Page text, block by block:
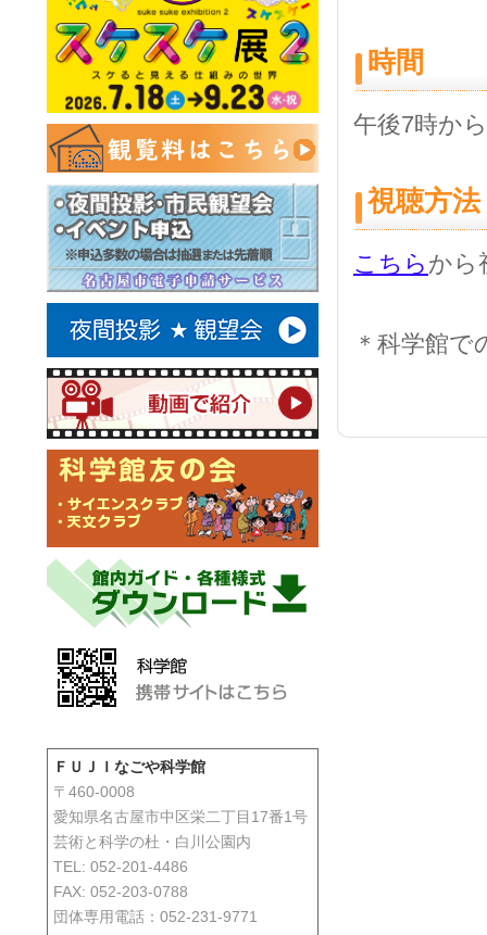
時間
午後7時か
視聴方法
こちら から
＊科学館
ＦＵＪＩなごや科学館
〒460-0008
愛知県名古屋市中区栄二丁目17番1号
芸術と科学の杜・白川公園内
TEL: 052-201-4486
FAX: 052-203-0788
団体専用電話：052-231-9771